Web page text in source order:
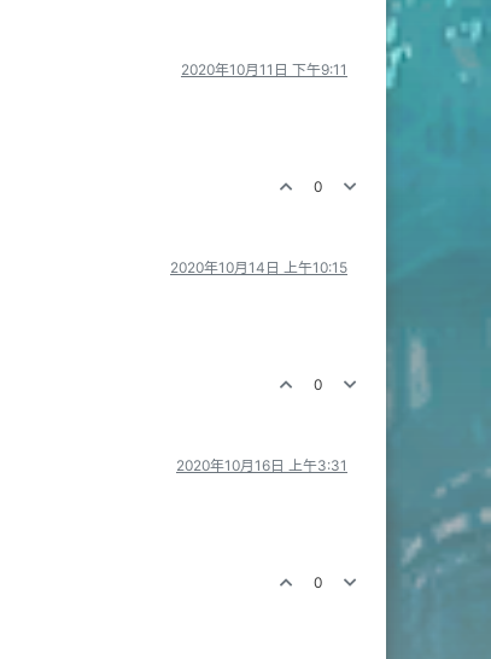
2020年10月11日 下午9:11
0
2020年10月14日 上午10:15
0
2020年10月16日 上午3:31
0